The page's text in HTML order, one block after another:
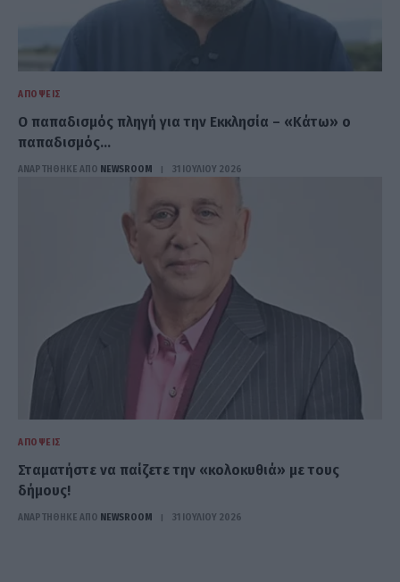
ΑΠΌΨΕΙΣ
Ο παπαδισμός πληγή για την Εκκλησία – «Κάτω» ο
παπαδισμός…
ΑΝΑΡΤΗΘΗΚΕ ΑΠΟ NEWSROOM 31 ΙΟΥΛΊΟΥ 2026
ΑΠΌΨΕΙΣ
Σταματήστε να παίζετε την «κολοκυθιά» με τους
δήμους!
ΑΝΑΡΤΗΘΗΚΕ ΑΠΟ NEWSROOM 31 ΙΟΥΛΊΟΥ 2026